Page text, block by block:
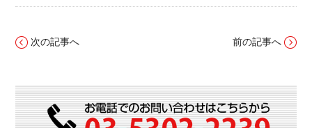
次の記事へ 前の記事へ